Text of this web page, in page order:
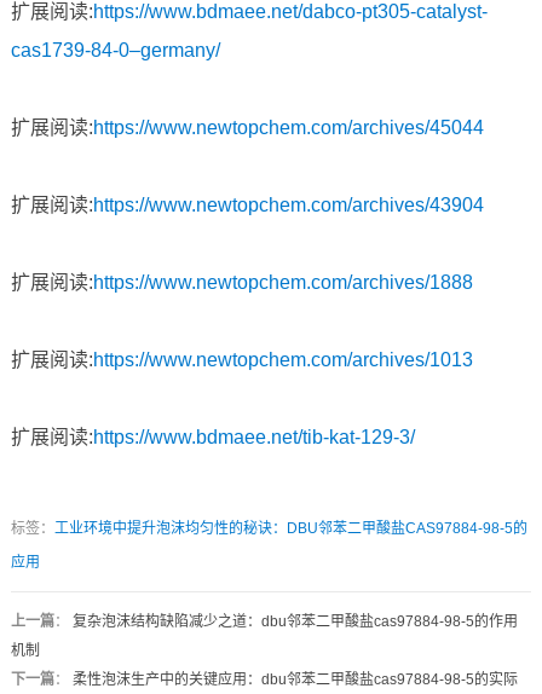
扩展阅读:https://www.bdmaee.net/dabco-pt305-catalyst-
cas1739-84-0–germany/
扩展阅读:https://www.newtopchem.com/archives/45044
扩展阅读:https://www.newtopchem.com/archives/43904
扩展阅读:https://www.newtopchem.com/archives/1888
扩展阅读:https://www.newtopchem.com/archives/1013
扩展阅读:https://www.bdmaee.net/tib-kat-129-3/
标签： 工业环境中提升泡沫均匀性的秘诀：DBU邻苯二甲酸盐CAS97884-98-5的
应用
上一篇： 复杂泡沫结构缺陷减少之道：dbu邻苯二甲酸盐cas97884-98-5的作用
机制
下一篇： 柔性泡沫生产中的关键应用：dbu邻苯二甲酸盐cas97884-98-5的实际